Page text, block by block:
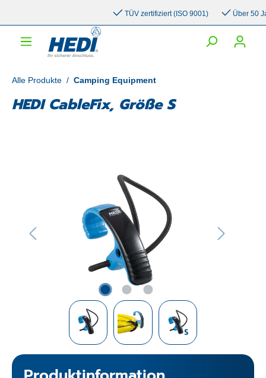
TÜV zertifiziert (ISO 9001) Über 50
Alle Produkte / Camping Equipment
HEDI CableFix, Größe S